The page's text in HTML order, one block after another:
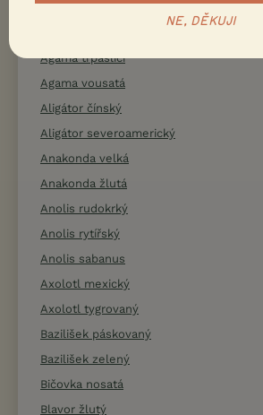
Agama osadní
Agama trpasličí
Agama vousatá
Aligátor čínský
Aligátor severoamerický
Anakonda velká
Anakonda žlutá
Anolis rudokrký
Anolis rytířský
Anolis sabanus
Axolotl mexický
Axolotl tygrovaný
Bazilišek páskovaný
Bazilišek zelený
Bičovka nosatá
Blavor žlutý
NE, DĚKUJI